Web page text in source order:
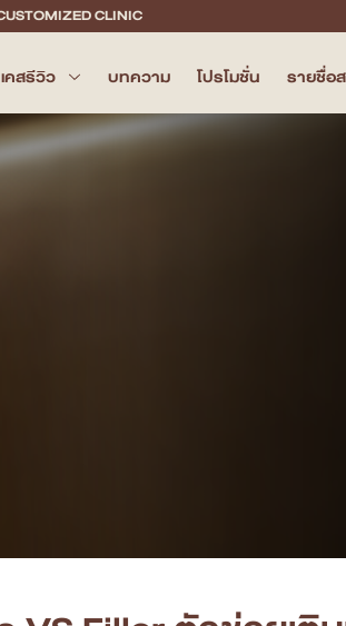
CLINIC
เคสรีวิว บทความ โปรโมชั่น รายชื่อ